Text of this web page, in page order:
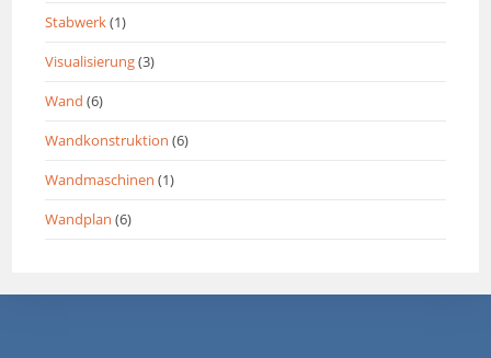
Stabwerk(1)
Visualisierung(3)
Wand (6)
Wandkonstruktion (6)
Wandmaschinen (1)
Wandplan (6)